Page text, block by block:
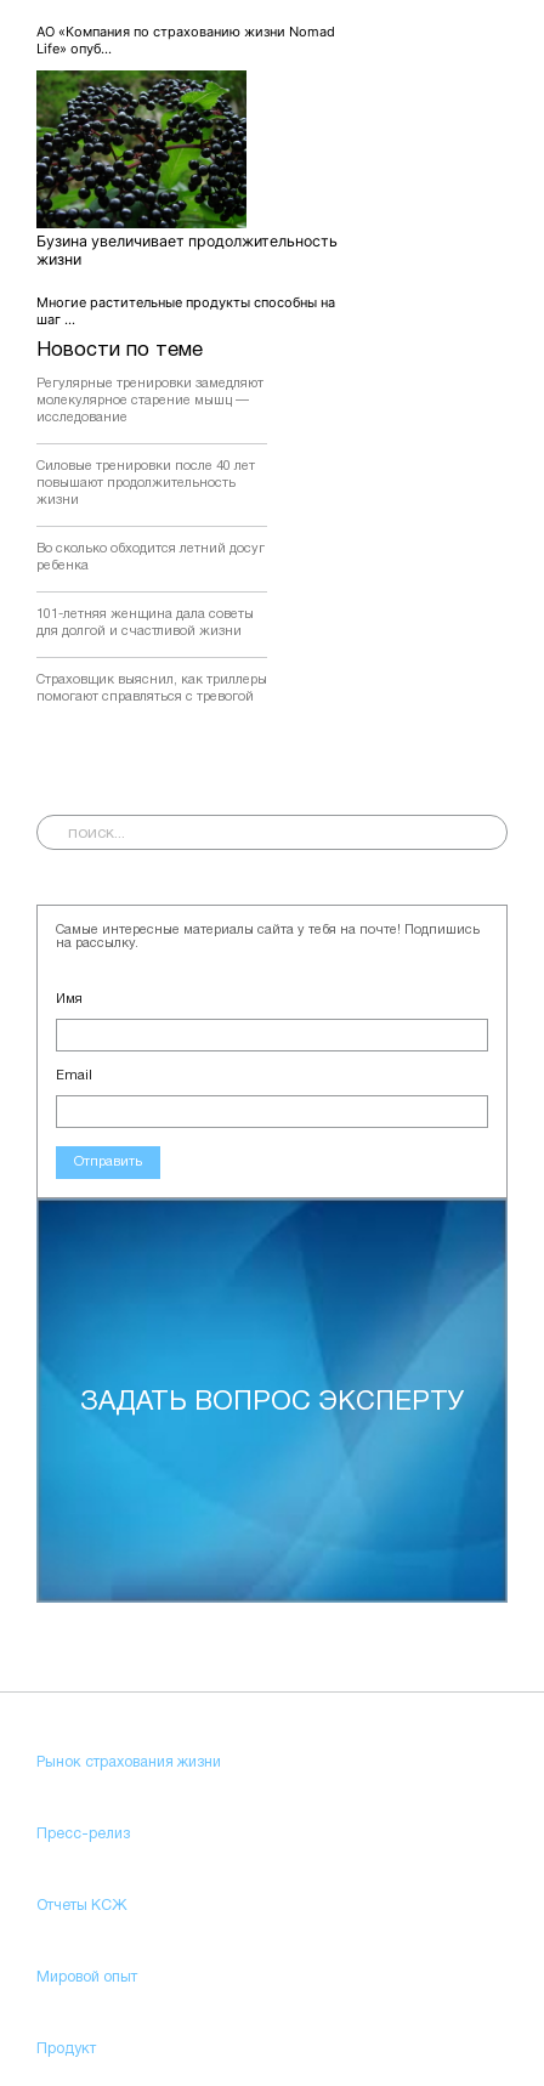
Новости по теме
Регулярные тренировки замедляют
молекулярное старение мышц —
исследование
Силовые тренировки после 40 лет
повышают продолжительность
жизни
Во сколько обходится летний досуг
ребенка
101-летняя женщина дала советы
для долгой и счастливой жизни
Страховщик выяснил, как триллеры
помогают справляться с тревогой
АО «Компания по страхованию жизни Nomad
Life» опуб...
Бузина увеличивает продолжительность
жизни
Многие растительные продукты способны на
шаг ...
Самые интересные материалы сайта у тебя на почте! Подпишись
на рассылку.
Имя
Email
Отправить
ЗАДАТЬ ВОПРОС ЭКСПЕРТУ
Рынок страхования жизни
Пресс-релиз
Отчеты КСЖ
Мировой опыт
Продукт